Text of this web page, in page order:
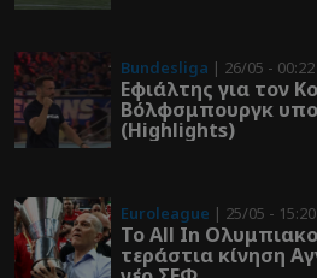
Bundesliga | 26/05 - 00:22
Εφιάλτης για τον
Βόλφσμπουργκ
(Highlights)
Euroleague | 25/05 - 15:20
Το All In
τεράστια κίνηση